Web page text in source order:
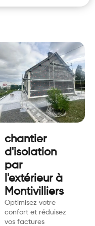
chantier
d'isolation
par
l'extérieur à
Montivilliers
Optimisez votre
confort et réduisez
vos factures